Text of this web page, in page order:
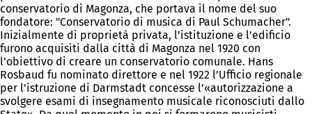
conservatorio di Magonza, che portava il nome del suo
fondatore: "Conservatorio di musica di Paul Schumacher".
Inizialmente di proprietà privata, l’istituzione e l’edificio
furono acquisiti dalla città di Magonza nel 1920 con
l’obiettivo di creare un conservatorio comunale. Hans
Rosbaud fu nominato direttore e nel 1922 l’Ufficio regionale
per l’istruzione di Darmstadt concesse l’«autorizzazione a
svolgere esami di insegnamento musicale riconosciuti dallo